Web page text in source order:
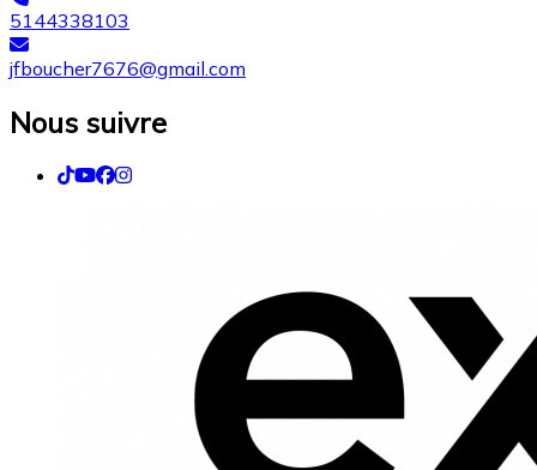
5144338103
jfboucher7676@gmail.com
Nous suivre